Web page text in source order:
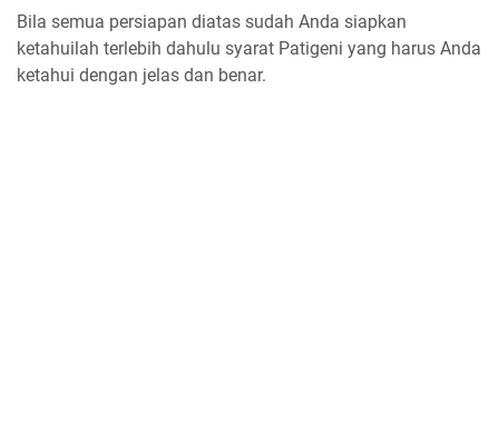
Bila semua persiapan diatas sudah Anda siapkan
ketahuilah terlebih dahulu syarat Patigeni yang harus Anda
ketahui dengan jelas dan benar.